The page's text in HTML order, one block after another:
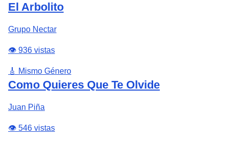
El Arbolito
Grupo Nectar
👁️ 936 vistas
🎸 Mismo Género
Como Quieres Que Te Olvide
Juan Piña
👁️ 546 vistas